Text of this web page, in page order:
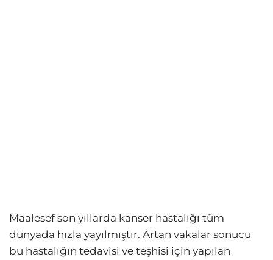
Maalesef son yıllarda kanser hastalığı tüm
dünyada hızla yayılmıştır. Artan vakalar sonucu
bu hastalığın tedavisi ve teşhisi için yapılan